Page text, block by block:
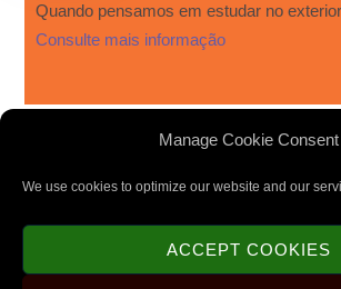
Manage Cookie Consent
We use cookies to optimize our website and our
ACCEPT COOKIES
Quando pensamos em estudar no
Consulte mais informação